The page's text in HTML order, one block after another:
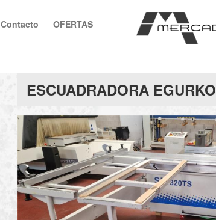
Contacto OFERTAS
ESCUADRADORA EGURKO